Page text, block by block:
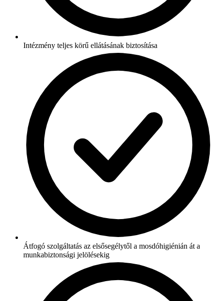
Intézmény teljes körű ellátásának biztosítása
Átfogó szolgáltatás az elsősegélytől a mosdóhigiénián át a
munkabiztonsági jelölésekig